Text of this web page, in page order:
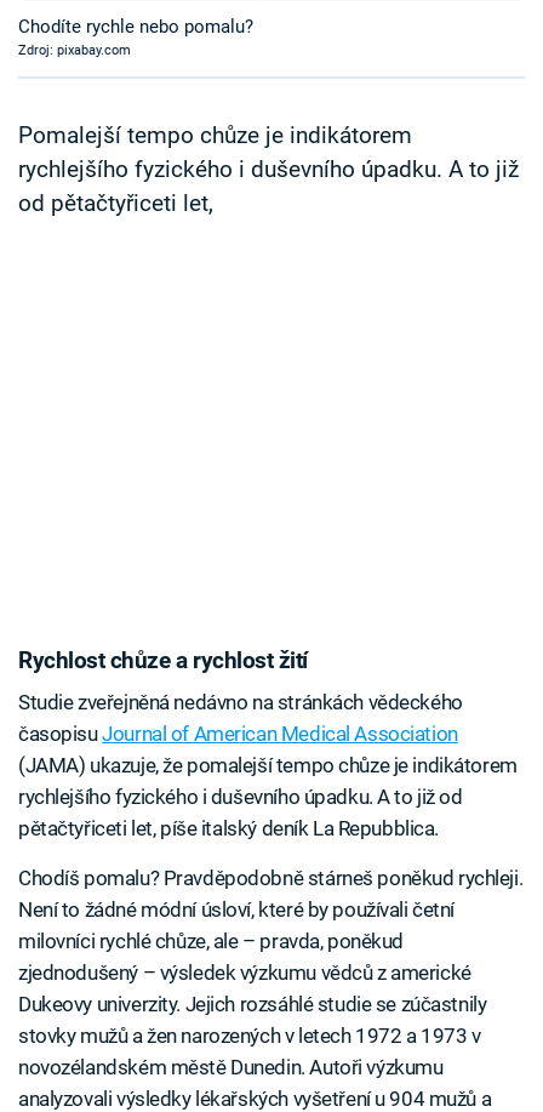
Časopis
Sledujte prima+
Přihlášení
Chodíte rychle nebo pomalu?
Zdroj: pixabay.com
Pomalejší tempo chůze je indikátorem
rychlejšího fyzického i duševního úpadku. A to již
od pětačtyřiceti let,
Rychlost chůze a rychlost žití
Studie zveřejněná nedávno na stránkách vědeckého
časopisuJournal of American Medical Association
(JAMA) ukazuje, že pomalejší tempo chůze je indikátorem
rychlejšího fyzického i duševního úpadku. A to již od
pětačtyřiceti let, píše italský deník La Repubblica.
Chodíš pomalu? Pravděpodobně stárneš poněkud rychleji.
Není to žádné módní úsloví, které by používali četní
milovníci rychlé chůze, ale – pravda, poněkud
zjednodušený – výsledek výzkumu vědců z americké
Dukeovy univerzity. Jejich rozsáhlé studie se zúčastnily
stovky mužů a žen narozených v letech 1972 a 1973 v
novozélandském městě Dunedin. Autoři výzkumu
analyzovali výsledky lékařských vyšetření u 904 mužů a